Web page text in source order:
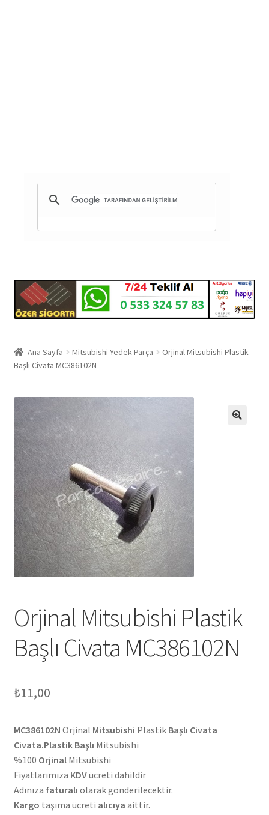
Ana Sayfa Mitsubishi Yedek Parça
Orjinal Mitsubishi Plastik
Başlı Civata MC386102N
Orjinal Mitsubishi Plastik
Başlı Civata MC386102N
₺11,00
MC386102N Orjinal Mitsubishi PlastikBaşlı Civata
Civata.Plastik Başlı Mitsubishi
%100 OrjinalMitsubishi
Fiyatlarımıza KDVücreti dahildir
Adınıza faturalı olarak gönderilecektir.
Kargo taşıma ücreti alıcıya aittir.